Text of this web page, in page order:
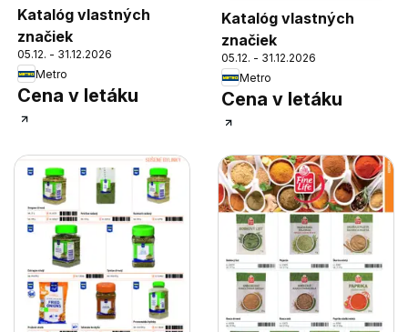
Katalóg vlastných
značiek
05.12. - 31.12.2026
Metro
Cena v letáku
Katalóg vlastných
značiek
05.12. - 31.12.2026
Metro
Cena v letáku